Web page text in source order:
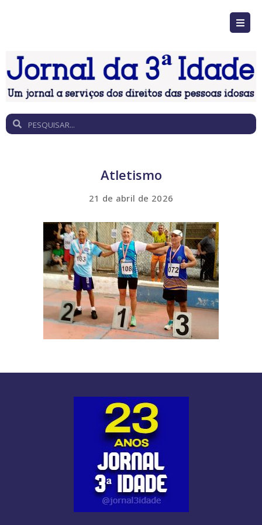
Atletismo
21 de abril de 2026